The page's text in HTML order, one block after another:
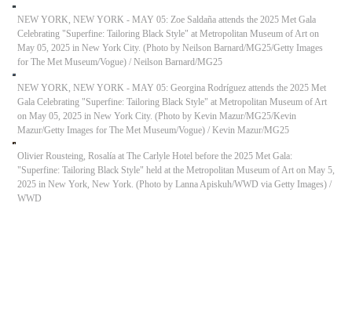
NEW YORK, NEW YORK - MAY 05: Zoe Saldaña attends the 2025 Met Gala
Celebrating "Superfine: Tailoring Black Style" at Metropolitan Museum of Art on
May 05, 2025 in New York City. (Photo by Neilson Barnard/MG25/Getty Images
for The Met Museum/Vogue) / Neilson Barnard/MG25
NEW YORK, NEW YORK - MAY 05: Georgina Rodríguez attends the 2025 Met
Gala Celebrating "Superfine: Tailoring Black Style" at Metropolitan Museum of Art
on May 05, 2025 in New York City. (Photo by Kevin Mazur/MG25/Kevin
Mazur/Getty Images for The Met Museum/Vogue) / Kevin Mazur/MG25
Olivier Rousteing, Rosalía at The Carlyle Hotel before the 2025 Met Gala:
"Superfine: Tailoring Black Style" held at the Metropolitan Museum of Art on May 5,
2025 in New York, New York. (Photo by Lanna Apiskuh/WWD via Getty Images) /
WWD